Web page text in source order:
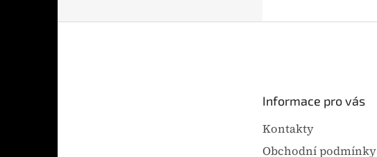
Informace pro vás
Kontakty
Obchodní podmínky